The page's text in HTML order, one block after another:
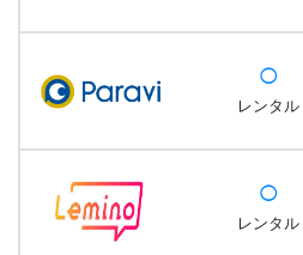
◯
レンタル
◯
レンタル